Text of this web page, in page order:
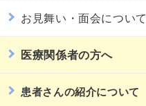
お見舞い・面会について
医療関係者の方へ
患者さんの紹介について